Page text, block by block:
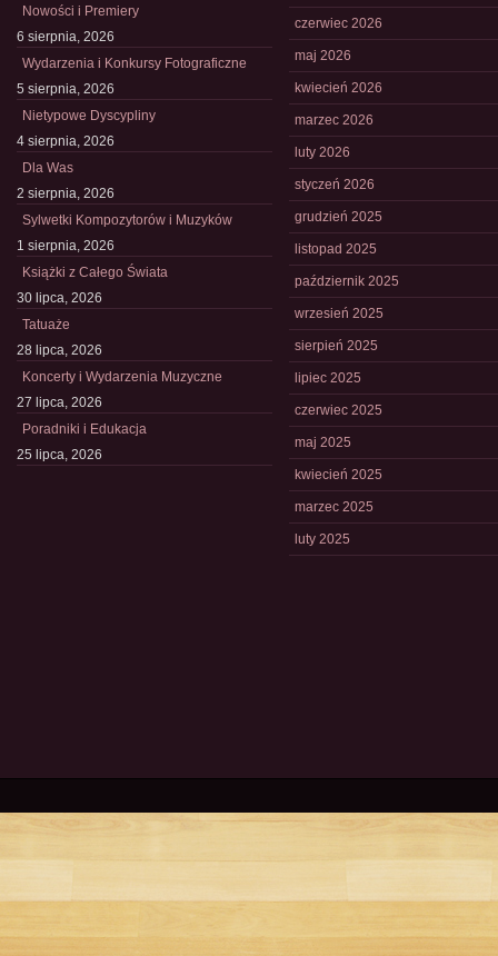
Nowości i Premiery
6 sierpnia, 2026
Wydarzenia i Konkursy Fotograficzne
5 sierpnia, 2026
Nietypowe Dyscypliny
4 sierpnia, 2026
Dla Was
2 sierpnia, 2026
Sylwetki Kompozytorów i Muzyków
1 sierpnia, 2026
Książki z Całego Świata
30 lipca, 2026
Tatuaże
28 lipca, 2026
Koncerty i Wydarzenia Muzyczne
27 lipca, 2026
Poradniki i Edukacja
25 lipca, 2026
czerwiec 2026
maj 2026
kwiecień 2026
marzec 2026
luty 2026
styczeń 2026
grudzień 2025
listopad 2025
październik 2025
wrzesień 2025
sierpień 2025
lipiec 2025
czerwiec 2025
maj 2025
kwiecień 2025
marzec 2025
luty 2025